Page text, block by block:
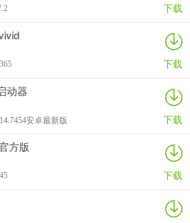
下载
下载
动器
安卓最新版 下载
方版
下载